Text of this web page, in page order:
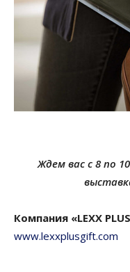
Ждем вас с 8 по
Компания «LEXX
www.lexxplusgift.com